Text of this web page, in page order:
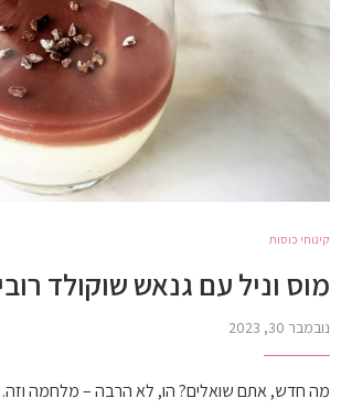
קינוחי כוסות
מוס וניל עם גנאש שוקולד
נובמבר 30, 2023
מה חדש, אתם שואלים? הו, לא הרבה – מלחמה